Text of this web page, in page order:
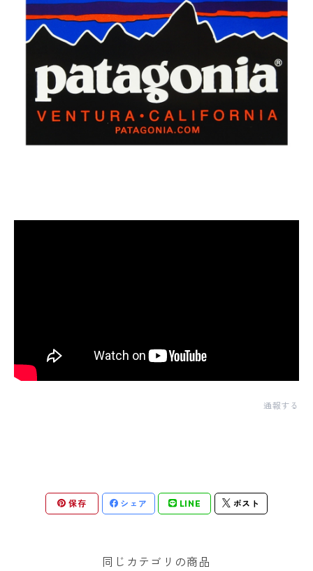
通報する
保存 シェア LINE ポスト
同じカテゴリの商品